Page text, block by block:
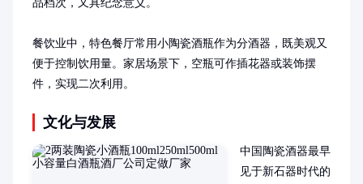
品档次，又具纪念意义。
餐饮业中，特色餐厅常用小陶瓷酒瓶作为分酒器，既美观又
便于控制饮用量。家居场景下，空瓶可作插花器或装饰摆
件，实现二次利用。
文化与发展
中国陶瓷酒器最早
见于新石器时代的